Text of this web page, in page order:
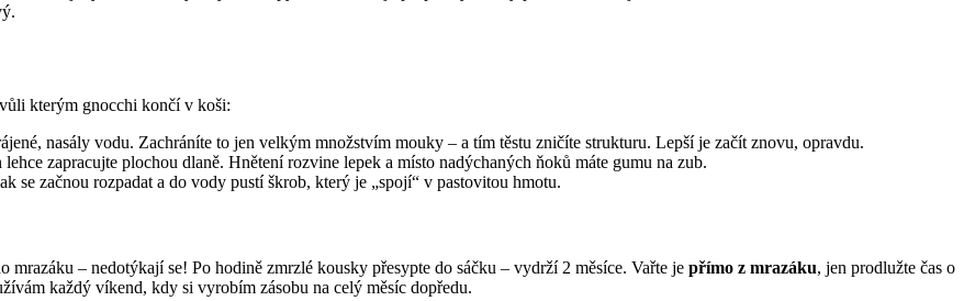
kterým gnocchi končí v koši:
nasály vodu. Zachráníte to jen velkým množstvím mouky – a tím těstu zničíte strukturu. Lepší je začít znovu, opravdu.
zapracujte plochou dlaně. Hnětení rozvine lepek a místo nadýchaných ňoků máte gumu na zub.
se začnou rozpadat a do vody pustí škrob, který je „spojí“ v pastovitou hmotu.
– nedotýkají se! Po hodině zmrzlé kousky přesypte do sáčku – vydrží 2 měsíce. Vařte je přímo z mrazáku, jen prodlužte čas o
každý víkend, kdy si vyrobím zásobu na celý měsíc dopředu.